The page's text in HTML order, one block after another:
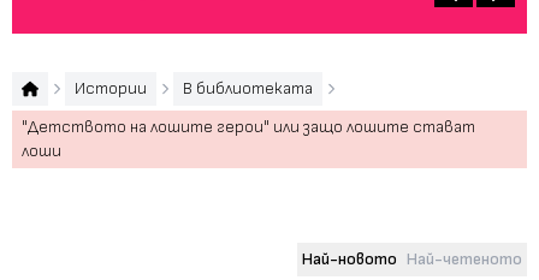
Истории
В библиотеката
"Детството на лошите герои" или защо лошите стават
лоши
Най-новото Най-четеното